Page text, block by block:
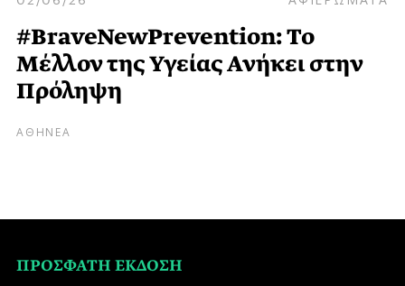
#BraveNewPrevention: Το
Μέλλον της Υγείας Ανήκει στην
Πρόληψη
ΑΘΗΝΕΑ
ΠΡΟΣΦΑΤΗ ΕΚΔΟΣΗ